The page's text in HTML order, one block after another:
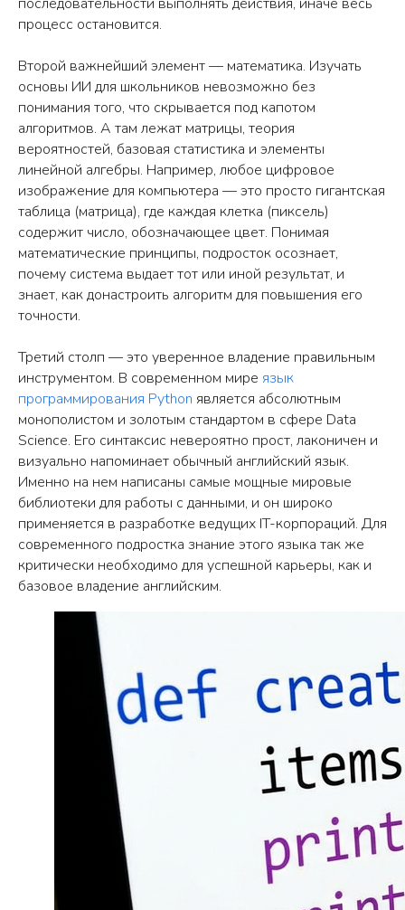
процесс остановится.
Второй важнейший элемент — математика. Изучать
основы ИИ для школьников невозможно без
понимания того, что скрывается под капотом
алгоритмов. А там лежат матрицы, теория
вероятностей, базовая статистика и элементы
линейной алгебры. Например, любое цифровое
изображение для компьютера — это просто гигантская
таблица (матрица), где каждая клетка (пиксель)
содержит число, обозначающее цвет. Понимая
математические принципы, подросток осознает,
почему система выдает тот или иной результат, и
знает, как донастроить алгоритм для повышения его
точности.
Третий столп — это уверенное владение правильным
инструментом. В современном мире язык
программирования Python является абсолютным
монополистом и золотым стандартом в сфере Data
Science. Его синтаксис невероятно прост, лаконичен и
визуально напоминает обычный английский язык.
Именно на нем написаны самые мощные мировые
библиотеки для работы с данными, и он широко
применяется в разработке ведущих IT-корпораций. Для
современного подростка знание этого языка так же
критически необходимо для успешной карьеры, как и
базовое владение английским.